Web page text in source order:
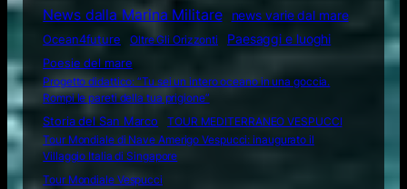
News dalla Marina Militare
news varie dal mare
Ocean4future
Oltre Gli Orizzonti
Paesaggi e luoghi
Poesie del mare
Progetto didattico: “Tu sei un intero oceano in una goccia.
Rompi le pareti della tua prigione”
Storia del San Marco
TOUR MEDITERRANEO VESPUCCI
Tour Mondiale di Nave Amerigo Vespucci: inaugurato il
Villaggio Italia di Singapore
Tour Mondiale Vespucci